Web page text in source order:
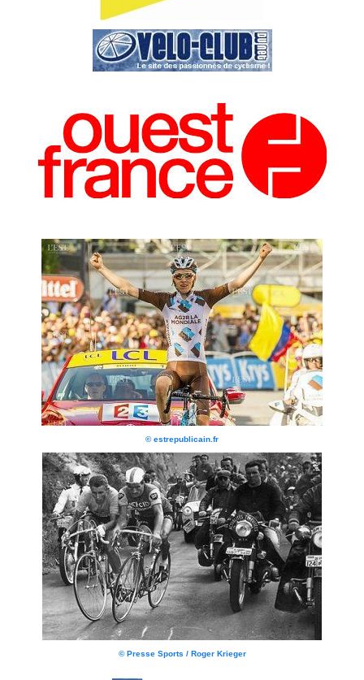
© estrepublicain.fr
© Presse Sports / Roger Krieger